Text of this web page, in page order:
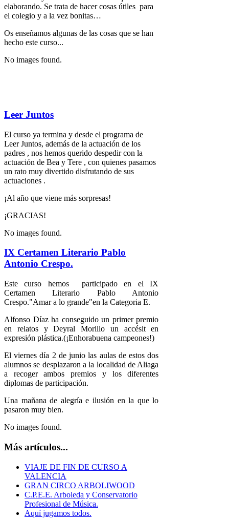
elaborando. Se trata de hacer cosas útiles para
el colegio y a la vez bonitas…
Os enseñamos algunas de las cosas que se han
hecho este curso...
No images found.
Leer Juntos
El curso ya termina y desde el programa de
Leer Juntos, además de la actuación de los
padres , nos hemos querido despedir con la
actuación de Bea y Tere , con quienes pasamos
un rato muy divertido disfrutando de sus
actuaciones .
¡Al año que viene más sorpresas!
¡GRACIAS!
No images found.
IX Certamen Literario Pablo
Antonio Crespo.
Este curso hemos participado en el IX
Certamen Literario Pablo Antonio
Crespo."Amar a lo grande"en la Categoria E.
Alfonso Díaz ha conseguido un primer premio
en relatos y Deyral Morillo un accésit en
expresión plástica.(¡Enhorabuena campeones!)
El viernes día 2 de junio las aulas de estos dos
alumnos se desplazaron a la localidad de Aliaga
a recoger ambos premios y los diferentes
diplomas de participación.
Una mañana de alegría e ilusión en la que lo
pasaron muy bien.
No images found.
Más artículos...
VIAJE DE FIN DE CURSO A
VALENCIA
GRAN CIRCO ARBOLIWOOD
C.P.E.E. Arboleda y Conservatorio
Profesional de Música.
Aquí jugamos todos.